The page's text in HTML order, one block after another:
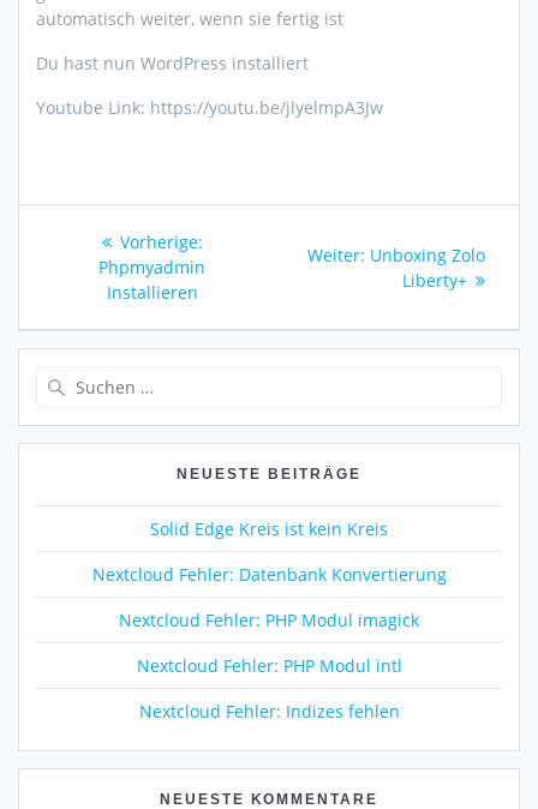
automatisch weiter, wenn sie fertig ist
Du hast nun WordPress installiert
Youtube Link: https://youtu.be/jlyelmpA3Jw
Beitragsnavigation
Vorherige:
Beitrag:
Phpmyadmin
Installieren
Weiter: Nächster
Beitrag:
Unboxing Zolo
Liberty+
NEUESTE BEITRÄGE
Solid Edge Kreis ist kein Kreis
Nextcloud Fehler: Datenbank Konvertierung
Nextcloud Fehler: PHP Modul imagick
Nextcloud Fehler: PHP Modul intl
Nextcloud Fehler: Indizes fehlen
NEUESTE KOMMENTARE